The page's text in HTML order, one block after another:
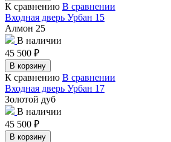
К сравнению В сравнении
Входная дверь Урбан 15
Алмон 25
В наличии
45 500 ₽
В корзину
К сравнению В сравнении
Входная дверь Урбан 17
Золотой дуб
В наличии
45 500 ₽
В корзину